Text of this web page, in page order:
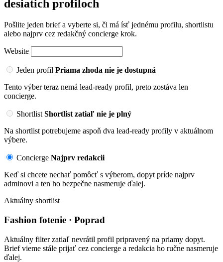
desiatich profiloch
Pošlite jeden brief a vyberte si, či má ísť jednému profilu, shortlistu
alebo najprv cez redakčný concierge krok.
Website
Jeden profil Priama zhoda nie je dostupná
Tento výber teraz nemá lead-ready profil, preto zostáva len
concierge.
Shortlist Shortlist zatiaľ nie je plný
Na shortlist potrebujeme aspoň dva lead-ready profily v aktuálnom
výbere.
Concierge Najprv redakcii
Keď si chcete nechať pomôcť s výberom, dopyt príde najprv
adminovi a ten ho bezpečne nasmeruje ďalej.
Aktuálny shortlist
Fashion fotenie · Poprad
Aktuálny filter zatiaľ nevrátil profil pripravený na priamy dopyt.
Brief vieme stále prijať cez concierge a redakcia ho ručne nasmeruje
ďalej.